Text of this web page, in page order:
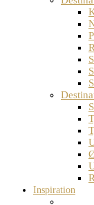
Inspiration